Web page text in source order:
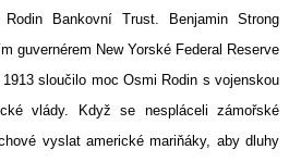
Bankovní Trust. Benjamin Strong
guvernérem New Yorské Federal Reserve
sloučilo moc Osmi Rodin s vojenskou
vlády. Když se nespláceli zámořské
vyslat americké mariňáky, aby dluhy